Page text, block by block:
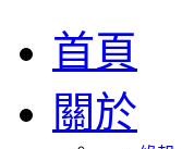
首頁
關於